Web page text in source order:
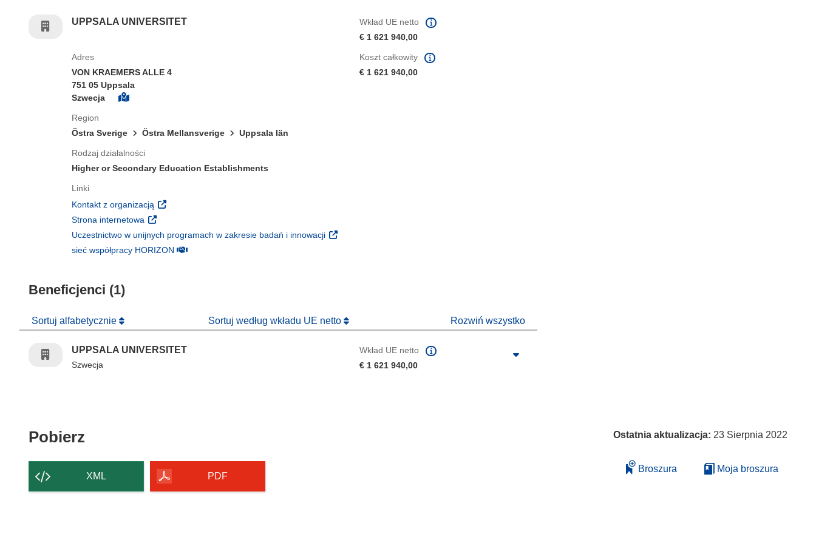
UPPSALA UNIVERSITET
Wkład UE netto
€ 1 621 940,00
Adres
VON KRAEMERS ALLE 4
751 05 Uppsala
Szwecja
Region
Östra Sverige
Östra Mellansverige Uppsala län
Rodzaj działalności
Higher or Secondary Education Establishments
Linki
Kontakt z organizacją (odnośnik otworzy się w nowym oknie)
Strona internetowa (odnośnik otworzy się w nowym oknie)
Uczestnictwo w unijnych programach w zakresie badań i innowacji (odnośnik otworzy się w nowym oknie)
sieć współpracy HORIZON(odnośnik otworzy się w nowym oknie)
Koszt całkowity
€ 1 621 940,00
Beneficjenci (1)
Sortuj alfabetycznie Sortuj według wkładu UE netto Rozwiń wszystko
UPPSALA UNIVERSITET
Szwecja
Wkład UE netto
€ 1 621 940,00
Pobierz
XML PDF
Ostatnia aktualizacja: 23 Sierpnia 2022
Broszura Moja broszura